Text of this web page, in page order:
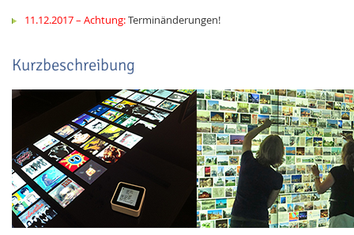
11.12.2017 – Achtung:Terminänderungen!
Kurzbeschreibung